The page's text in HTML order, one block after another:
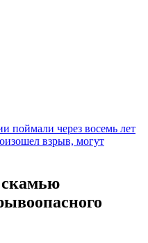
поймали через восемь лет
взрыв, могут
скамью